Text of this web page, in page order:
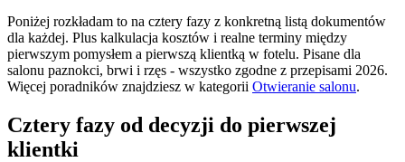
Poniżej rozkładam to na cztery fazy z konkretną listą dokumentów
dla każdej. Plus kalkulacja kosztów i realne terminy między
pierwszym pomysłem a pierwszą klientką w fotelu. Pisane dla
salonu paznokci, brwi i rzęs - wszystko zgodne z przepisami 2026.
Więcej poradników znajdziesz w kategorii Otwieranie salonu.
Cztery fazy od decyzji do pierwszej
klientki